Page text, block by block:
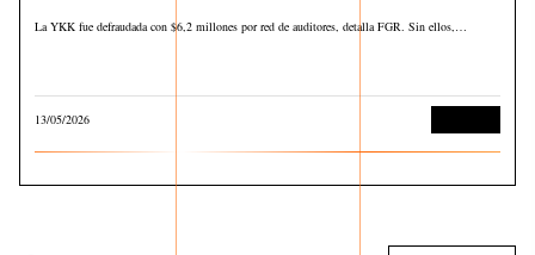
La YKK fue defraudada con $6,2 millones por red de auditores, detalla FGR. Sin ellos,…
13/05/2026